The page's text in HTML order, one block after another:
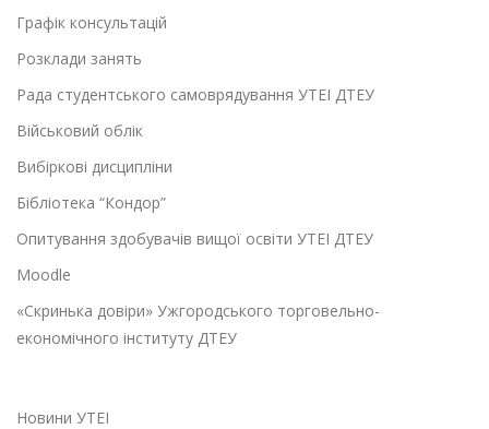
Графік консультацій
Розклади занять
Рада студентського самоврядування УТЕІ ДТЕУ
Військовий облік
Вибіркові дисципліни
Бібліотека “Кондор”
Опитування здобувачів вищої освіти УТЕІ ДТЕУ
Moodle
«Скринька довіри» Ужгородського торговельно-
економічного інституту ДТЕУ
Новини УТЕІ